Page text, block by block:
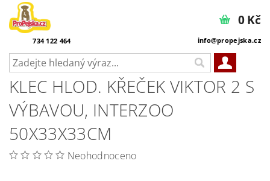
734 122 464 info@propejska.cz
0 Kč
KLEC HLOD. KŘEČEK VIKTOR 2 S
VÝBAVOU, INTERZOO
50X33X33CM
Neohodnoceno